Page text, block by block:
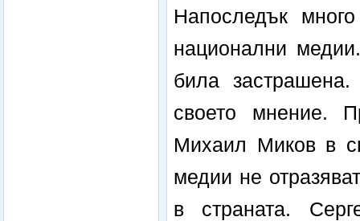
Напоследък
национални
била
своето мнение.
Михаил Миков в
медии не
в страната.